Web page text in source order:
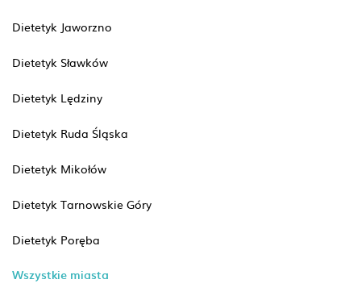
Dietetyk Jaworzno
Dietetyk Sławków
Dietetyk Lędziny
Dietetyk Ruda Śląska
Dietetyk Mikołów
Dietetyk Tarnowskie Góry
Dietetyk Poręba
Wszystkie miasta